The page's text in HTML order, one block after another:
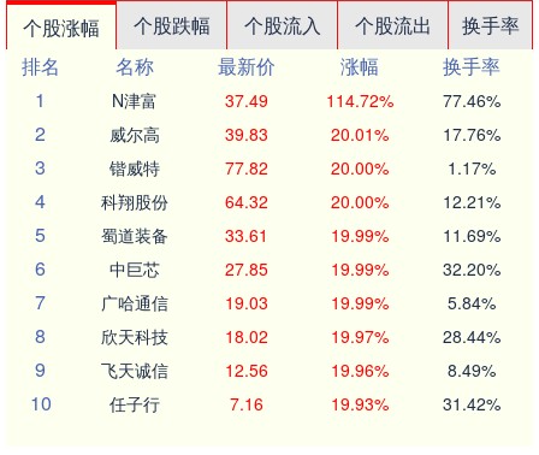
个股涨幅 个股跌幅 个股流入 个股流出
换手率
排名
名称 最新价 涨幅
换手率
1
N津富 37.49 114.72% 77.46%
2 威尔高 39.83 20.01% 17.76%
3 锴威特 77.82 20.00% 1.17%
4 科翔股份 64.32 20.00% 12.21%
5 蜀道装备 33.61 19.99% 11.69%
6 中巨芯 27.85 19.99% 32.20%
7 广哈通信 19.03 19.99% 5.84%
8 欣天科技 18.02 19.97% 28.44%
9 飞天诚信 12.56 19.96% 8.49%
10 任子行 7.16 19.93% 31.42%